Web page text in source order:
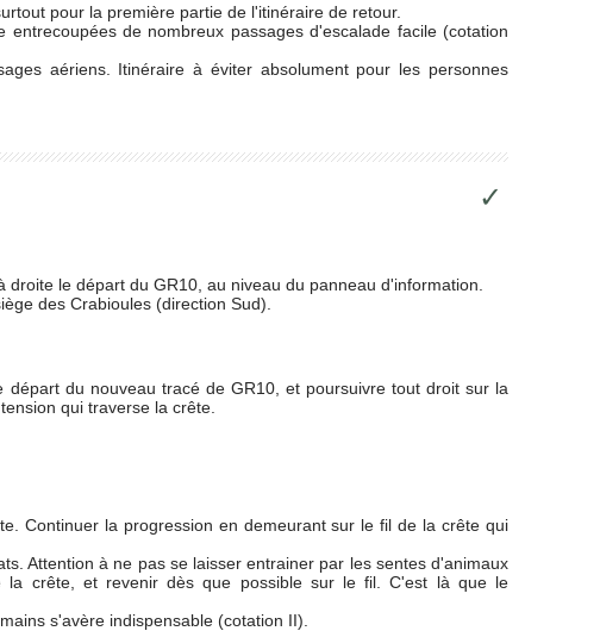
pour la première partie de l'itinéraire de retour.
de nombreux passages d'escalade facile (cotation
aériens. Itinéraire à éviter absolument pour les personnes
✓
le départ du GR10, au niveau du panneau d'information.
des Crabioules (direction Sud).
du nouveau tracé de GR10, et poursuivre tout droit sur la
qui traverse la crête.
Continuer la progression en demeurant sur le fil de la crête qui
Attention à ne pas se laisser entrainer par les sentes d'animaux
la crête, et revenir dès que possible sur le fil. C'est là que le
s'avère indispensable (cotation II).